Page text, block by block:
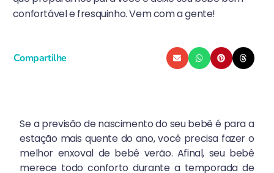
confortável e fresquinho. Vem com a gente!
Compartilhe
Se a previsão de nascimento do seu bebê é para a
estação mais quente do ano, você precisa fazer o
melhor enxoval de bebê verão. Afinal, seu bebê
merece todo conforto durante a temporada de